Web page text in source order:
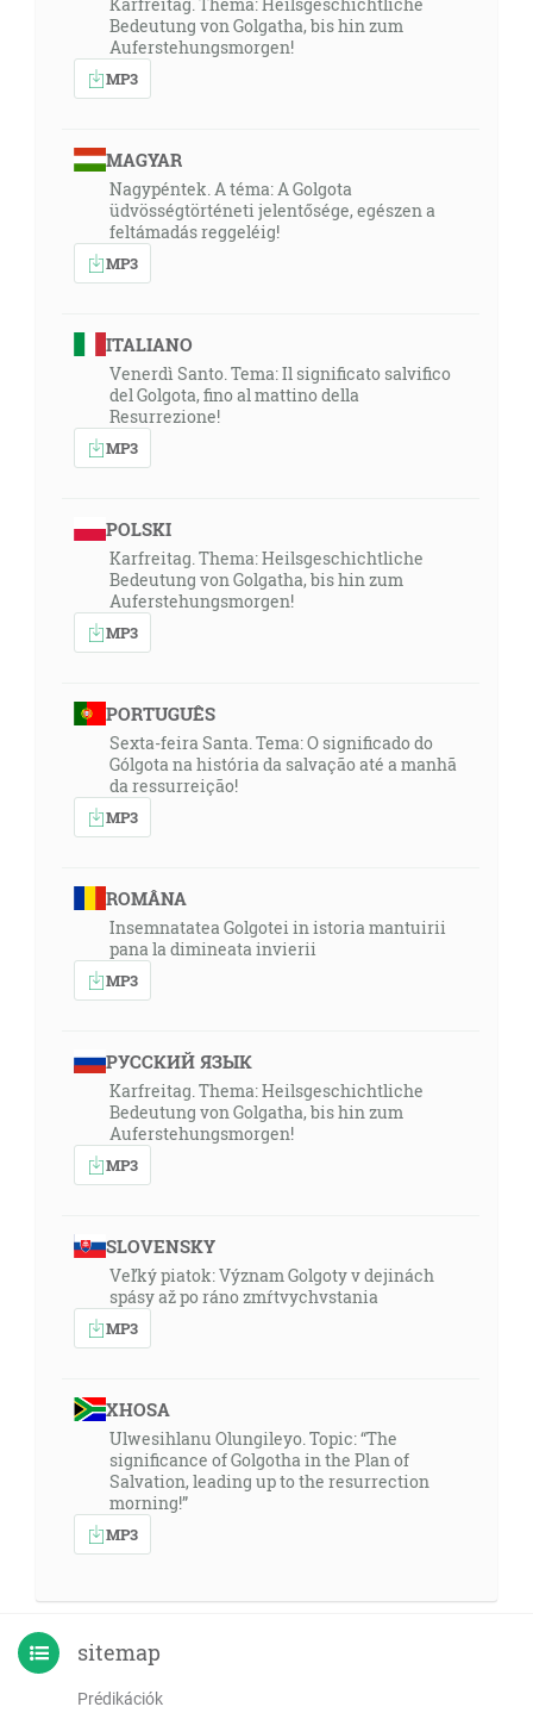
Bedeutung von Golgatha, bis hin zum
Auferstehungsmorgen!
MP3
MAGYAR
Nagypéntek. A téma: A Golgota
üdvösségtörténeti jelentősége, egészen a
feltámadás reggeléig!
MP3
ITALIANO
Venerdì Santo. Tema: Il significato salvifico
del Golgota, fino al mattino della
Resurrezione!
MP3
POLSKI
Karfreitag. Thema: Heilsgeschichtliche
Bedeutung von Golgatha, bis hin zum
Auferstehungsmorgen!
MP3
PORTUGUÊS
Sexta-feira Santa. Tema: O significado do
Gólgota na história da salvação até a manhã
da ressurreição!
MP3
ROMÂNA
Insemnatatea Golgotei in istoria mantuirii
pana la dimineata invierii
MP3
РУССКИЙ ЯЗЫК
Karfreitag. Thema: Heilsgeschichtliche
Bedeutung von Golgatha, bis hin zum
Auferstehungsmorgen!
MP3
SLOVENSKY
Veľký piatok: Význam Golgoty v dejinách
spásy až po ráno zmŕtvychvstania
MP3
XHOSA
Ulwesihlanu Olungileyo. Topic: “The
significance of Golgotha in the Plan of
Salvation, leading up to the resurrection
morning!”
MP3
sitemap
Prédikációk